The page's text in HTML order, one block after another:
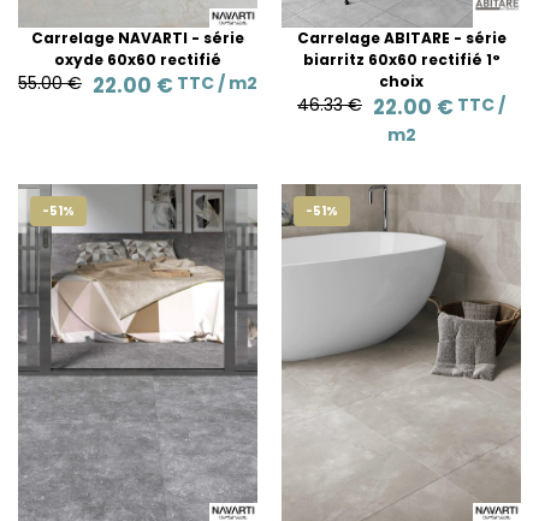
Carrelage NAVARTI - série
oxyde 60x60 rectifié
55.00 € 22.00 € TTC / m2
Carrelage ABITARE - série
biarritz 60x60 rectifié 1°
choix
46.33 € 22.00 € TTC /
m2
-51% -51%